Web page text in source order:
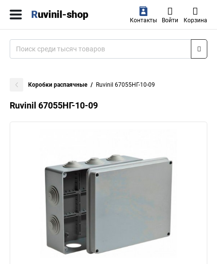
Контакты Войти Корзина
Коробки распаячные Ruvinil 67055НГ-10-09
Ruvinil 67055НГ-10-09